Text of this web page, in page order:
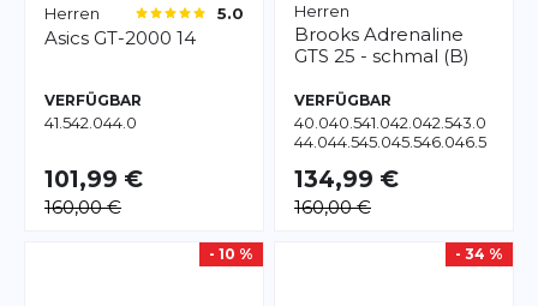
Herren 5.0
Asics GT-2000 14
VERFÜGBAR
41.542.044.0
101,99 €
160,00 €
Herren
Brooks Adrenaline
GTS 25 - schmal (B)
VERFÜGBAR
40.040.541.042.042.543.0
44.044.545.045.546.046.5
134,99 €
160,00 €
- 10 % - 34 %